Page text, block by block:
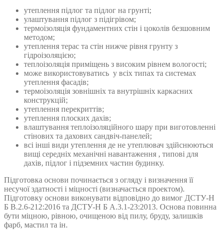
утеплення підлог та підлог на грунті;
улаштування підлог з підігрівом;
термоізоляція фундаментних стін і цоколів безшовним
методом;
утеплення терас та стін нижче рівня грунту з
гідроізоляцією;
теплоізоляція приміщень з високим рівнем вологості;
може використовуватись у всіх типах та системах
утеплення фасадів;
термоізоляція зовнішніх та внутрішніх каркасних
конструкцій;
утеплення перекриттів;
утеплення плоских дахів;
влаштування теплоізоляційного шару при виготовленні
стінових та дахових сандвіч-панелей;
всі інші види утеплення де не утеплювач здійснюються
вищі середніх механічні навантаження , типові для
дахів, підлог і підземних частин будинку.
Підготовка основи починається з огляду і визначення її
несучої здатності і міцності (визначається проектом).
Підготовку основи виконувати відповідно до вимог ДСТУ-Н
Б В.2.6-212:2016 та ДСТУ-Н Б А.3.1-23:2013. Основа повинна
бути міцною, рівною, очищеною від пилу, бруду, залишків
фарб, мастил та ін.